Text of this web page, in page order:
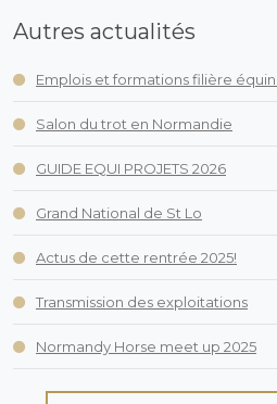
Autres actualités
Emplois et formations filière
Salon du trot en Normandie
GUIDE EQUI PROJETS 2026
Grand National de St Lo
Actus de cette rentrée 2025!
Transmission des exploitations
Normandy Horse meet up 2025